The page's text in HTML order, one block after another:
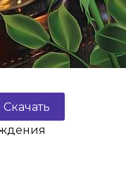
Скачать